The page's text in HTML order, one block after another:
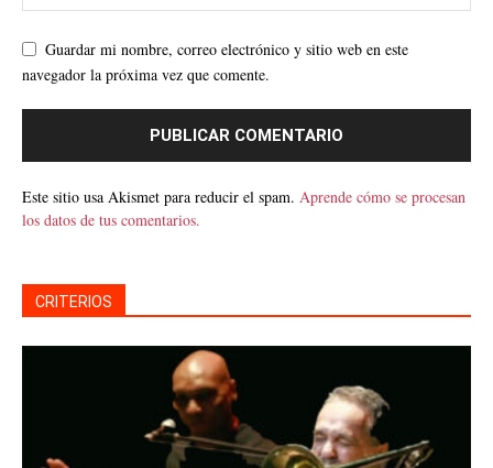
Guardar mi nombre, correo electrónico y sitio web en este
navegador la próxima vez que comente.
Este sitio usa Akismet para reducir el spam. Aprende cómo se procesan
los datos de tus comentarios.
CRITERIOS